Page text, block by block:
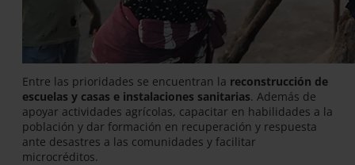
Entre las prioridades se encuentran la reconstrucción de
escuelas y casas e instalaciones sanitarias. Además de
apoyar actividades agrícolas, capacitar en habilidades a la
población y dar formación en recuperación y respuesta
ante desastres a las comunidades y facilitar
microcréditos.